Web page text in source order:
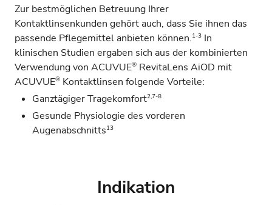
Zur bestmöglichen Betreuung Ihrer
Kontaktlinsenkunden gehört auch, dass Sie ihnen das
passende Pflegemittel anbieten können.1-3 In
klinischen Studien ergaben sich aus der kombinierten
Verwendung von ACUVUE® RevitaLens AiOD mit
ACUVUE® Kontaktlinsen folgende Vorteile:
Ganztägiger Tragekomfort2,7-8
Gesunde Physiologie des vorderen
Augenabschnitts13
Indikation